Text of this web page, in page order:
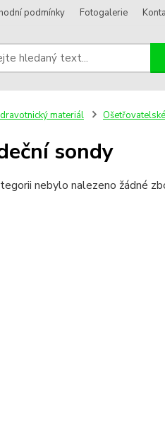
podmínky Fotogalerie
materiál
sondy
nebylo nalezeno žádné